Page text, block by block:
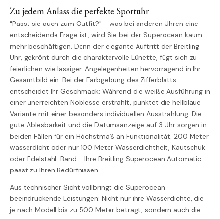
Zu jedem Anlass die perfekte Sportuhr
"Passt sie auch zum Outfit?" - was bei anderen Uhren eine
entscheidende Frage ist, wird Sie bei der Superocean kaum
mehr beschäftigen. Denn der elegante Auftritt der Breitling
Uhr, gekrönt durch die charaktervolle Lünette, fügt sich zu
feierlichen wie lässigen Angelegenheiten hervorragend in Ihr
Gesamtbild ein. Bei der Farbgebung des Zifferblatts
entscheidet Ihr Geschmack: Während die weiße Ausführung in
einer unerreichten Noblesse erstrahlt, punktet die hellblaue
Variante mit einer besonders individuellen Ausstrahlung. Die
gute Ablesbarkeit und die Datumsanzeige auf 3 Uhr sorgen in
beiden Fällen für ein Höchstmaß an Funktionalität. 200 Meter
wasserdicht oder nur 100 Meter Wasserdichtheit, Kautschuk
oder Edelstahl-Band - Ihre Breitling Superocean Automatic
passt zu Ihren Bedürfnissen.
Aus technischer Sicht vollbringt die Superocean
beeindruckende Leistungen: Nicht nur ihre Wasserdichte, die
je nach Modell bis zu 500 Meter beträgt, sondern auch die